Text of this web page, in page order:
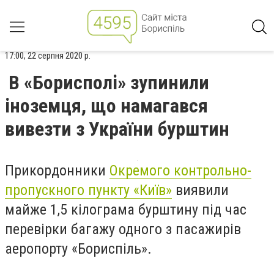
17:00, 22 серпня 2020 р.
В «Борисполі» зупинили
іноземця, що намагався
вивезти з України бурштин
Прикордонники Окремого контрольно-
пропускного пункту «Київ» виявили
майже 1,5 кілограма бурштину під час
перевірки багажу одного з пасажирів
аеропорту «Бориспіль».